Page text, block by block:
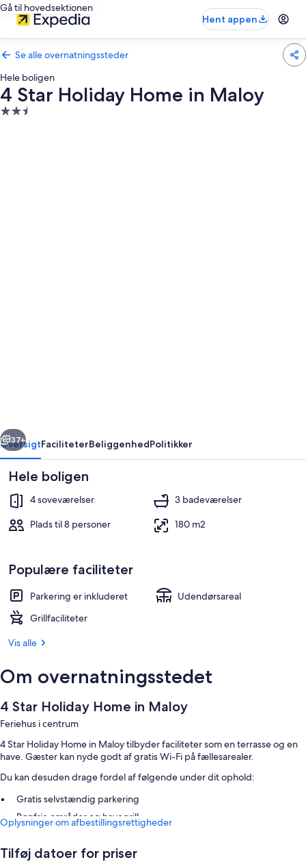
Gå til hovedsektionen
Hent appen
Se alle overnatningssteder
Hele boligen
4 Star Holiday Home in Maloy
2.5-
Hus | Strand | Tæt på stranden, fiskeri
Næste
37+
OversigtFaciliteterBeliggenhedPolitikker
Hele boligen
4 soveværelser
3 badeværelser
Plads til 8 personer
180 m2
Populære faciliteter
Parkering er inkluderet
Udendørsareal
Grillfaciliteter
Vis alle
Om overnatningsstedet
4 Star Holiday Home in Maloy
Feriehus i centrum
4 Star Holiday Home in Maloy tilbyder faciliteter som en terrasse og en
have. Gæster kan nyde godt af gratis Wi-Fi på fællesarealer.
Du kan desuden drage fordel af følgende under dit ophold:
Gratis selvstændig parkering
Røgfrie områder og havegrill
Oplysninger om afbestillingsrettigheder
Tilføj datoer for priser